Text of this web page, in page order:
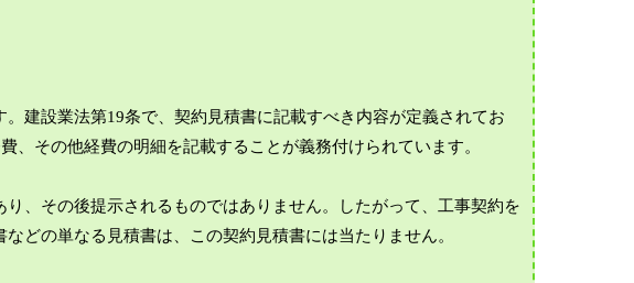
建設業法第19条で、契約見積書に記載すべき内容が定義されてお
、その他経費の明細を記載することが義務付けられています。
、その後提示されるものではありません。したがって、工事契約を
どの単なる見積書は、この契約見積書には当たりません。